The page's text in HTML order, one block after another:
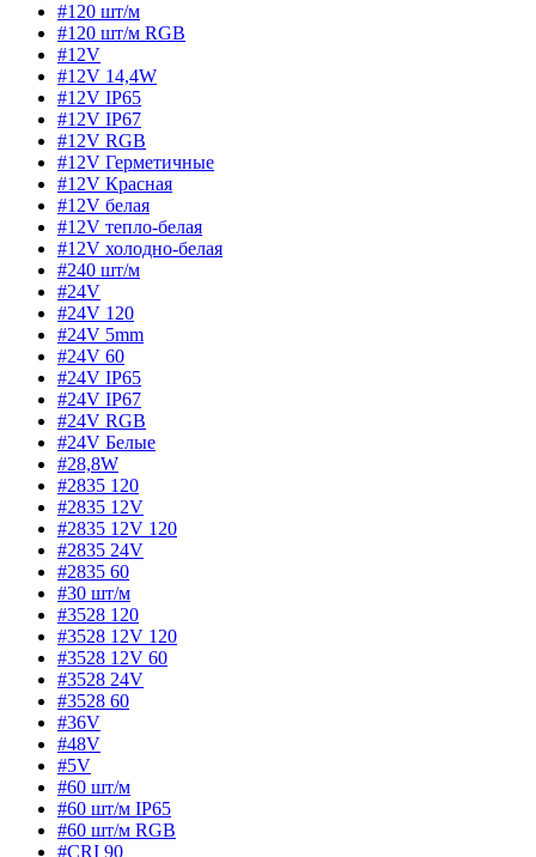
#120 шт/м
#120 шт/м RGB
#12V
#12V 14,4W
#12V IP65
#12V IP67
#12V RGB
#12V Герметичные
#12V Красная
#12V белая
#12V тепло-белая
#12V холодно-белая
#240 шт/м
#24V
#24V 120
#24V 5mm
#24V 60
#24V IP65
#24V IP67
#24V RGB
#24V Белые
#28,8W
#2835 120
#2835 12V
#2835 12V 120
#2835 24V
#2835 60
#30 шт/м
#3528 120
#3528 12V 120
#3528 12V 60
#3528 24V
#3528 60
#36V
#48V
#5V
#60 шт/м
#60 шт/м IP65
#60 шт/м RGB
#CRI 90